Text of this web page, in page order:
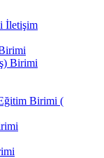
İletişim
Birimi
Birimi (